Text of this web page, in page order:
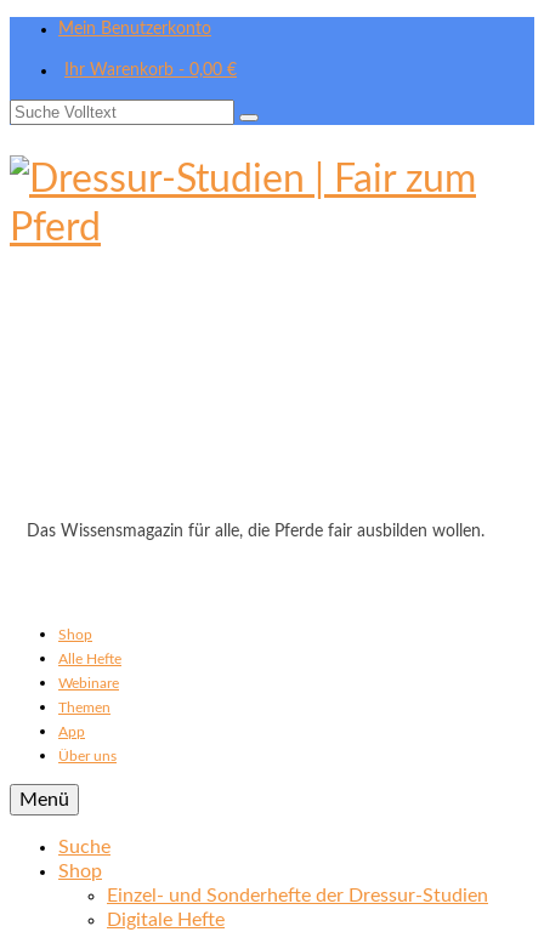
Mein Benutzerkonto
Ihr Warenkorb - 0,00 €
Suche
Das Wissensmagazin für alle, die Pferde fair ausbilden wollen.
Shop
Alle Hefte
Webinare
Themen
App
Über uns
Menü
Suche
Shop
Einzel- und Sonderhefte der Dressur-Studien
Digitale Hefte